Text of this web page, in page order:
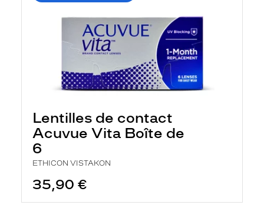
Lentilles de contact
Acuvue Vita Boîte de
6
ETHICON VISTAKON
35,90 €